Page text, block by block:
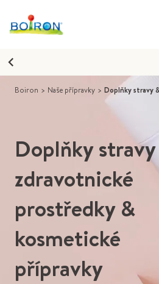
Boiron > Naše přípravky > Doplňky stravy &
Doplňky
zdravotnické
prostředky &
kosmetické
přípravky